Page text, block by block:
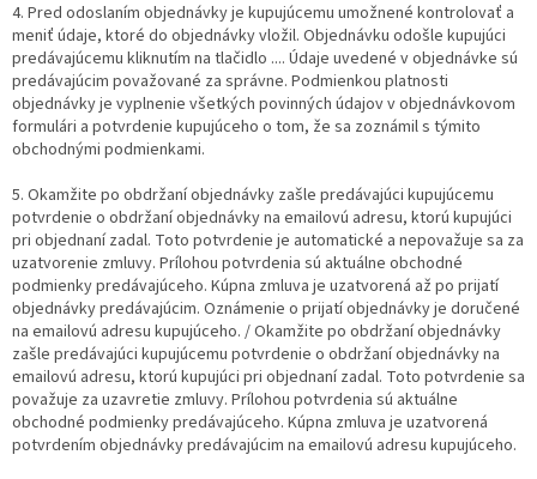
4. Pred odoslaním objednávky je kupujúcemu umožnené kontrolovať a
meniť údaje, ktoré do objednávky vložil. Objednávku odošle kupujúci
predávajúcemu kliknutím na tlačidlo .... Údaje uvedené v objednávke sú
predávajúcim považované za správne. Podmienkou platnosti
objednávky je vyplnenie všetkých povinných údajov v objednávkovom
formulári a potvrdenie kupujúceho o tom, že sa zoznámil s týmito
obchodnými podmienkami.
5. Okamžite po obdržaní objednávky zašle predávajúci kupujúcemu
potvrdenie o obdržaní objednávky na emailovú adresu, ktorú kupujúci
pri objednaní zadal. Toto potvrdenie je automatické a nepovažuje sa za
uzatvorenie zmluvy. Prílohou potvrdenia sú aktuálne obchodné
podmienky predávajúceho. Kúpna zmluva je uzatvorená až po prijatí
objednávky predávajúcim. Oznámenie o prijatí objednávky je doručené
na emailovú adresu kupujúceho. / Okamžite po obdržaní objednávky
zašle predávajúci kupujúcemu potvrdenie o obdržaní objednávky na
emailovú adresu, ktorú kupujúci pri objednaní zadal. Toto potvrdenie sa
považuje za uzavretie zmluvy. Prílohou potvrdenia sú aktuálne
obchodné podmienky predávajúceho. Kúpna zmluva je uzatvorená
potvrdením objednávky predávajúcim na emailovú adresu kupujúceho.